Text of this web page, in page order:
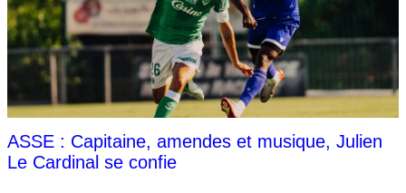
ASSE : Capitaine, amendes et musique, Julien
Le Cardinal se confie